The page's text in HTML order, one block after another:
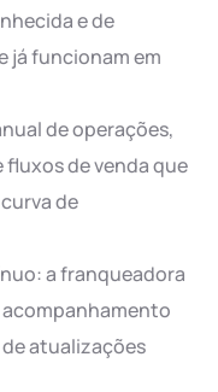
e de
já funcionam em
de operações,
de venda que
de
a franqueadora
atualizações